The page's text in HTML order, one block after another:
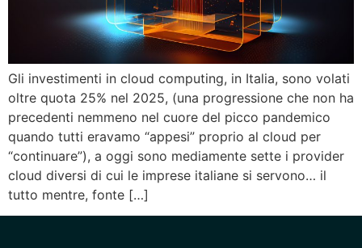
Gli investimenti in cloud computing, in Italia, sono volati
oltre quota 25% nel 2025, (una progressione che non ha
precedenti nemmeno nel cuore del picco pandemico
quando tutti eravamo “appesi” proprio al cloud per
“continuare”), a oggi sono mediamente sette i provider
cloud diversi di cui le imprese italiane si servono… il
tutto mentre, fonte […]